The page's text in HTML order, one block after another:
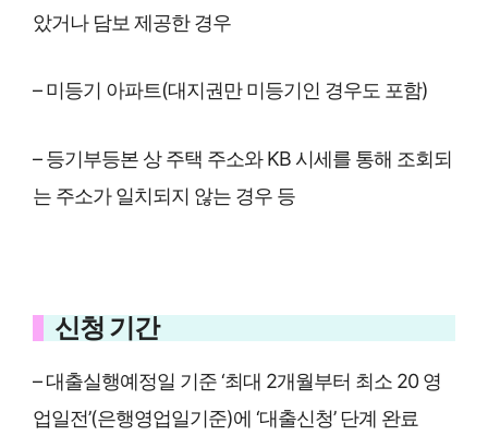
았거나 담보 제공한 경우
– 미등기 아파트(대지권만 미등기인 경우도 포함)
– 등기부등본 상 주택 주소와 KB 시세를 통해 조회되
는 주소가 일치되지 않는 경우 등
신청 기간
– 대출실행예정일 기준 ‘최대 2개월부터 최소 20 영
업일전’(은행영업일기준)에 ‘대출신청’ 단계 완료